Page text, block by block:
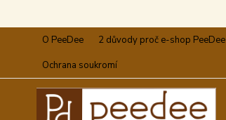
O PeeDee 2 důvody proč e-shop PeeDee
Ochrana soukromí